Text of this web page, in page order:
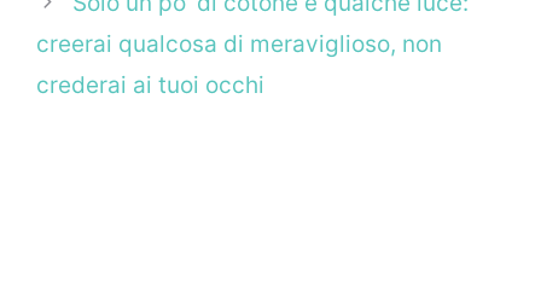
creerai qualcosa di meraviglioso, non
crederai ai tuoi occhi